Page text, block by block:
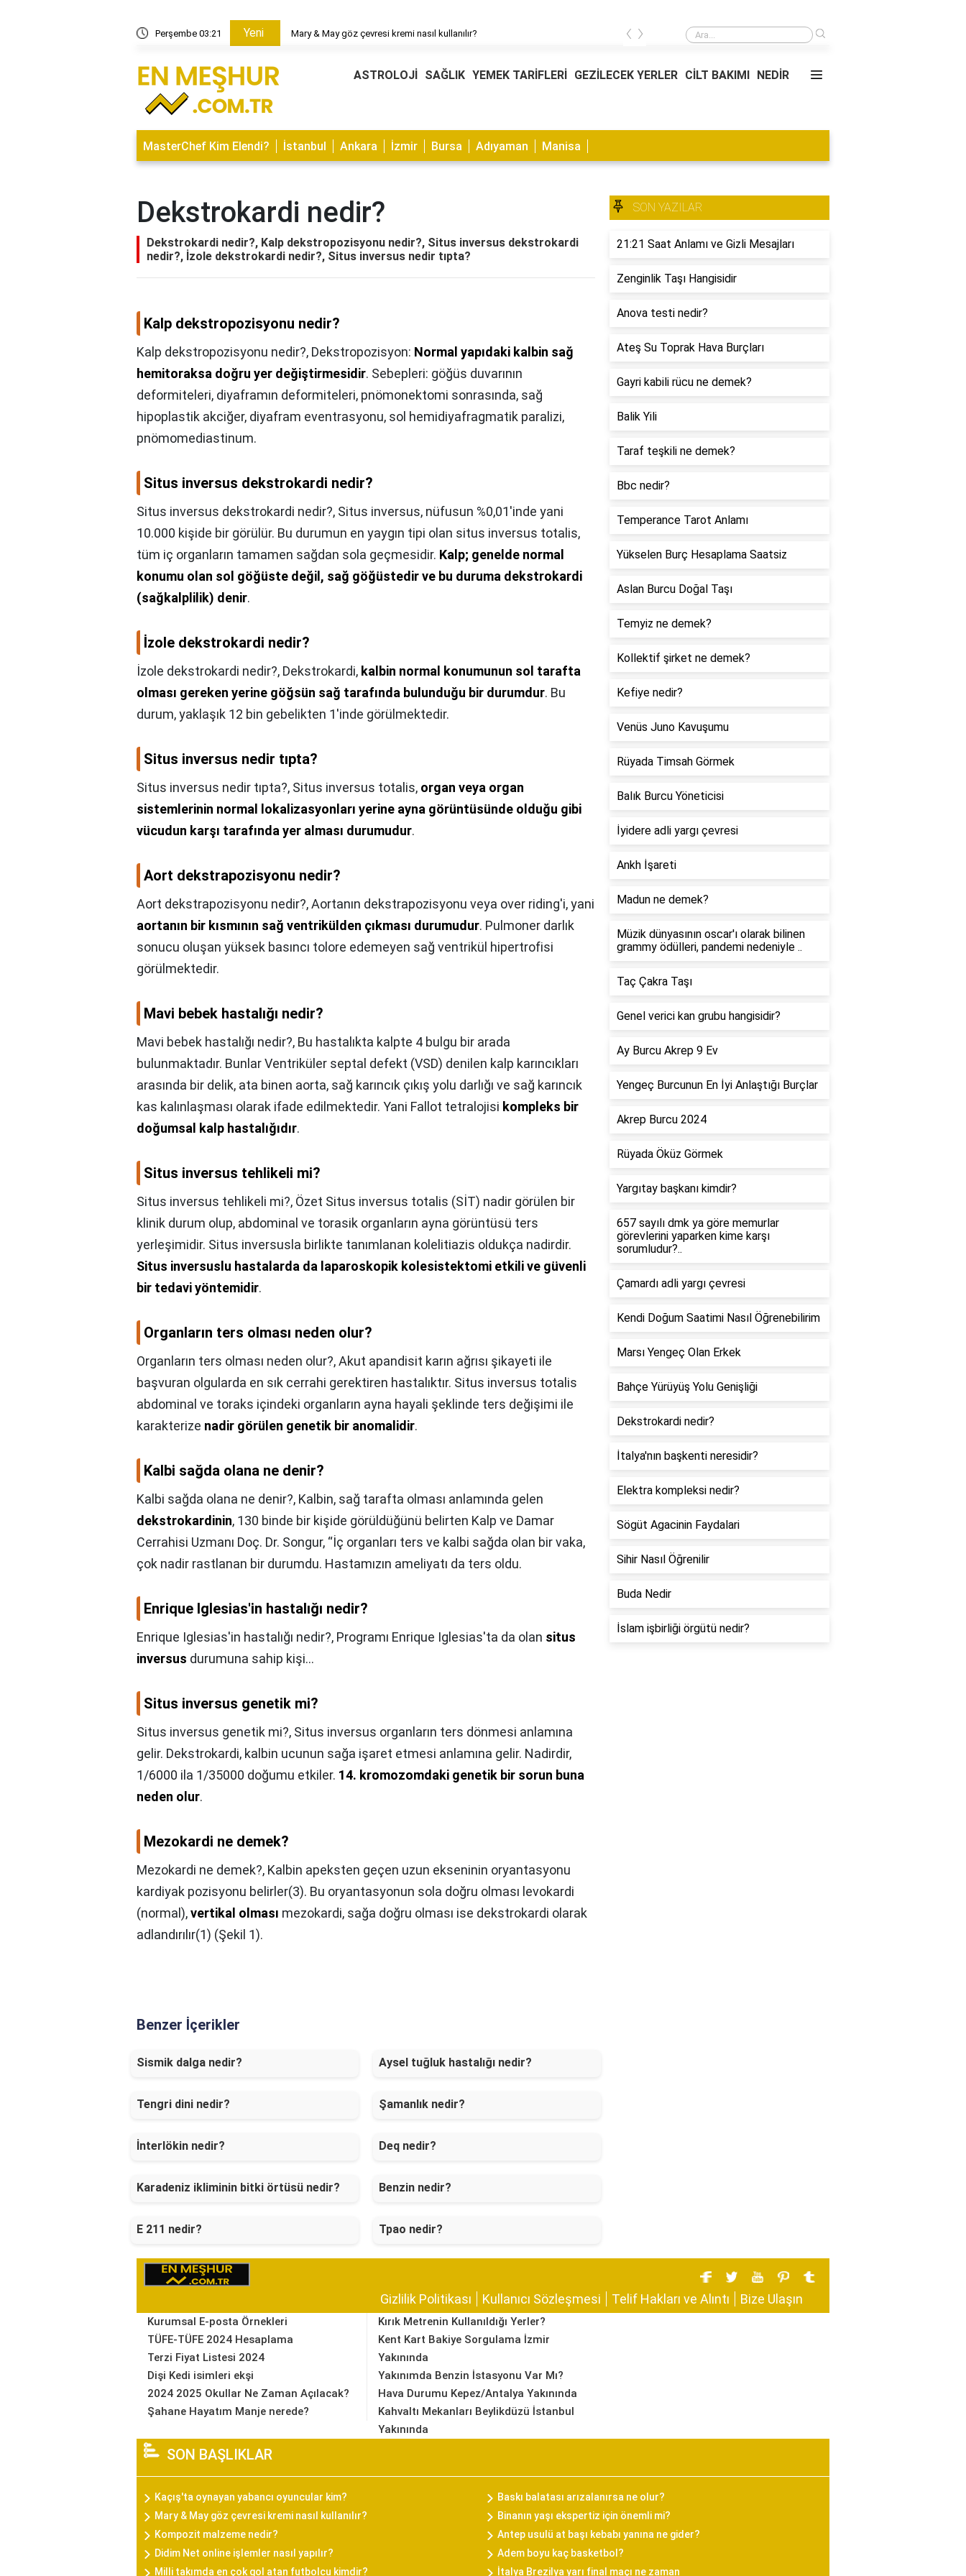
Perşembe 03:21 Yeni Mary & May göz çevresi kremi nasıl kullanılır? Mary & May göz çevresi kremi nasıl kullanılır?
‹ ›
ASTROLOJİ SAĞLIK YEMEK TARİFLERİ GEZİLECEK YERLER CİLT BAKIMI NEDİR
MasterChef Kim Elendi? İstanbul Ankara İzmir Bursa Adıyaman Manisa
Dekstrokardi nedir?
Dekstrokardi nedir?, Kalp dekstropozisyonu nedir?, Situs inversus dekstrokardi
nedir?, İzole dekstrokardi nedir?, Situs inversus nedir tıpta?
Kalp dekstropozisyonu nedir?
Kalp dekstropozisyonu nedir?, Dekstropozisyon: Normal yapıdaki kalbin sağ
hemitoraksa doğru yer değiştirmesidir. Sebepleri: göğüs duvarının
deformiteleri, diyaframın deformiteleri, pnömonektomi sonrasında, sağ
hipoplastik akciğer, diyafram eventrasyonu, sol hemidiyafragmatik paralizi,
pnömomediastinum.
Situs inversus dekstrokardi nedir?
Situs inversus dekstrokardi nedir?, Situs inversus, nüfusun %0,01'inde yani
10.000 kişide bir görülür. Bu durumun en yaygın tipi olan situs inversus totalis,
tüm iç organların tamamen sağdan sola geçmesidir. Kalp; genelde normal
konumu olan sol göğüste değil, sağ göğüstedir ve bu duruma dekstrokardi
(sağkalplilik) denir.
İzole dekstrokardi nedir?
İzole dekstrokardi nedir?, Dekstrokardi, kalbin normal konumunun sol tarafta
olması gereken yerine göğsün sağ tarafında bulunduğu bir durumdur. Bu
durum, yaklaşık 12 bin gebelikten 1'inde görülmektedir.
Situs inversus nedir tıpta?
Situs inversus nedir tıpta?, Situs inversus totalis, organ veya organ
sistemlerinin normal lokalizasyonları yerine ayna görüntüsünde olduğu gibi
vücudun karşı tarafında yer alması durumudur.
Aort dekstrapozisyonu nedir?
Aort dekstrapozisyonu nedir?,Aortanın dekstrapozisyonu veya over riding'i, yani
aortanın bir kısmının sağ ventrikülden çıkması durumudur. Pulmoner darlık
sonucu oluşan yüksek basıncı tolore edemeyen sağ ventrikül hipertrofisi
görülmektedir.
Mavi bebek hastalığı nedir?
Mavi bebek hastalığı nedir?, Bu hastalıkta kalpte 4 bulgu bir arada
bulunmaktadır. Bunlar Ventriküler septal defekt (VSD) denilen kalp karıncıkları
arasında bir delik, ata binen aorta, sağ karıncık çıkış yolu darlığı ve sağ karıncık
kas kalınlaşması olarak ifade edilmektedir. Yani Fallot tetralojisi kompleks bir
doğumsal kalp hastalığıdır.
Situs inversus tehlikeli mi?
Situs inversus tehlikeli mi?, Özet Situs inversus totalis (SİT) nadir görülen bir
klinik durum olup, abdominal ve torasik organların ayna görüntüsü ters
yerleşimidir. Situs inversusla birlikte tanımlanan kolelitiazis oldukça nadirdir.
Situs inversuslu hastalarda da laparoskopik kolesistektomi etkili ve güvenli
bir tedavi yöntemidir.
Organların ters olması neden olur?
Organların ters olması neden olur?,Akut apandisit karın ağrısı şikayeti ile
başvuran olgularda en sık cerrahi gerektiren hastalıktır. Situs inversus totalis
abdominal ve toraks içindeki organların ayna hayali şeklinde ters değişimi ile
karakterize nadir görülen genetik bir anomalidir.
Kalbi sağda olana ne denir?
Kalbi sağda olana ne denir?, Kalbin, sağ tarafta olması anlamında gelen
dekstrokardinin, 130 binde bir kişide görüldüğünü belirten Kalp ve Damar
Cerrahisi Uzmanı Doç. Dr. Songur, “İç organları ters ve kalbi sağda olan bir vaka,
çok nadir rastlanan bir durumdu. Hastamızın ameliyatı da ters oldu.
Enrique Iglesias'in hastalığı nedir?
Enrique Iglesias'in hastalığı nedir?, Programı Enrique Iglesias'ta da olan situs
inversus durumuna sahip kişi...
Situs inversus genetik mi?
Situs inversus genetik mi?, Situs inversus organların ters dönmesi anlamına
gelir. Dekstrokardi, kalbin ucunun sağa işaret etmesi anlamına gelir. Nadirdir,
1/6000 ila 1/35000 doğumu etkiler. 14. kromozomdaki genetik bir sorun buna
neden olur.
Mezokardi ne demek?
Mezokardi ne demek?, Kalbin apeksten geçen uzun ekseninin oryantasyonu
kardiyak pozisyonu belirler(3). Bu oryantasyonun sola doğru olması levokardi
(normal),vertikal olması mezokardi, sağa doğru olması ise dekstrokardi olarak
adlandırılır(1) (Şekil 1).
Benzer İçerikler
Sismik dalga nedir? Aysel tuğluk hastalığı nedir?
Tengri dini nedir? Şamanlık nedir?
İnterlökin nedir? Deq nedir?
Karadeniz ikliminin bitki örtüsü nedir? Benzin nedir?
E 211 nedir? Tpao nedir?
SON YAZILAR
21:21 Saat Anlamı ve Gizli Mesajları
Zenginlik Taşı Hangisidir
Anova testi nedir?
Ateş Su Toprak Hava Burçları
Gayri kabili rücu ne demek?
Balik Yili
Taraf teşkili ne demek?
Bbc nedir?
Temperance Tarot Anlamı
Yükselen Burç Hesaplama Saatsiz
Aslan Burcu Doğal Taşı
Temyiz ne demek?
Kollektif şirket ne demek?
Kefiye nedir?
Venüs Juno Kavuşumu
Rüyada Timsah Görmek
Balık Burcu Yöneticisi
İyidere adli yargı çevresi
Ankh İşareti
Madun ne demek?
Müzik dünyasının oscar'ı olarak bilinen
grammy ödülleri, pandemi nedeniyle ..
Taç Çakra Taşı
Genel verici kan grubu hangisidir?
Ay Burcu Akrep 9 Ev
Yengeç Burcunun En İyi Anlaştığı Burçlar
Akrep Burcu 2024
Rüyada Öküz Görmek
Yargıtay başkanı kimdir?
657 sayılı dmk ya göre memurlar
görevlerini yaparken kime karşı
sorumludur?..
Çamardı adli yargı çevresi
Kendi Doğum Saatimi Nasıl Öğrenebilirim
Marsı Yengeç Olan Erkek
Bahçe Yürüyüş Yolu Genişliği
Dekstrokardi nedir?
İtalya'nın başkenti neresidir?
Elektra kompleksi nedir?
Sögüt Agacinin Faydalari
Sihir Nasıl Öğrenilir
Buda Nedir
İslam işbirliği örgütü nedir?
Gizlilik Politikası Kullanıcı Sözleşmesi Telif Hakları ve Alıntı Bize Ulaşın
Kurumsal E-posta Örnekleri
TÜFE-TÜFE 2024 Hesaplama
Terzi Fiyat Listesi 2024
Dişi Kedi isimleri ekşi
2024 2025 Okullar Ne Zaman Açılacak?
Şahane Hayatım Manje nerede?
Kırık Metrenin Kullanıldığı Yerler?
Kent Kart Bakiye Sorgulama İzmir
Yakınında
Yakınımda Benzin İstasyonu Var Mı?
Hava Durumu Kepez/Antalya Yakınında
Kahvaltı Mekanları Beylikdüzü İstanbul
Yakınında
SON BAŞLIKLAR
Kaçış'ta oynayan yabancı oyuncular kim?
Baskı balatası arızalanırsa ne olur?
Mary & May göz çevresi kremi nasıl kullanılır?
Binanın yaşı ekspertiz için önemli mi?
Kompozit malzeme nedir?
Antep usulü at başı kebabı yanına ne gider?
Didim Net online işlemler nasıl yapılır?
Adem boyu kaç basketbol?
Milli takımda en çok gol atan futbolcu kimdir?
İtalya Brezilya yarı final maçı ne zaman